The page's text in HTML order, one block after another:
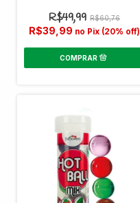
R$49,99 R$60,76
R$39,99 no Pix (20% off)
COMPRAR